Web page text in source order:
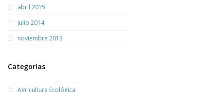
abril 2015
julio 2014
noviembre 2013
Categorías
Agricultura Ecológica